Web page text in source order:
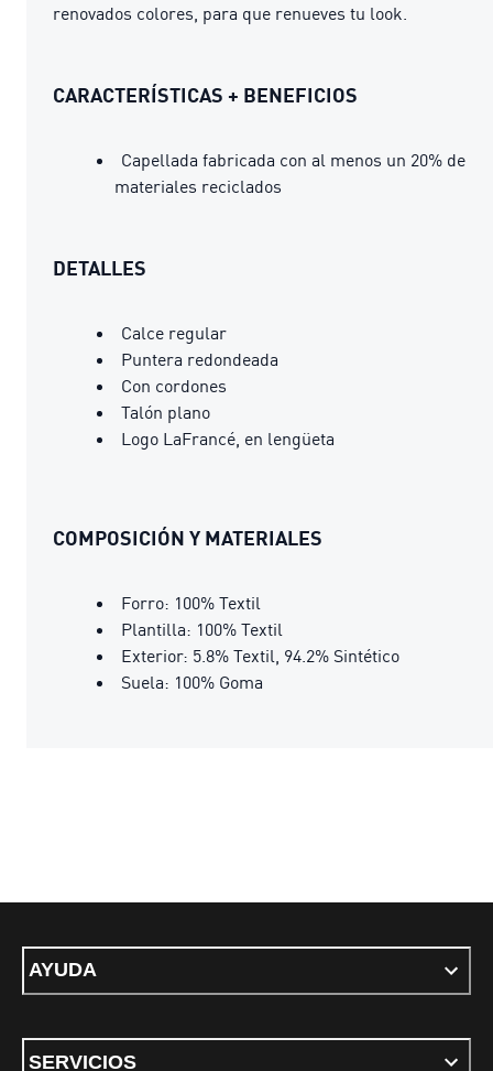
renovados colores, para que renueves tu look.
CARACTERÍSTICAS + BENEFICIOS
Capellada fabricada con al menos un 20% de
materiales reciclados
DETALLES
Calce regular
Puntera redondeada
Con cordones
Talón plano
Logo LaFrancé, en lengüeta
COMPOSICIÓN Y MATERIALES
Forro: 100% Textil
Plantilla: 100% Textil
Exterior: 5.8% Textil, 94.2% Sintético
Suela: 100% Goma
AYUDA
SERVICIOS